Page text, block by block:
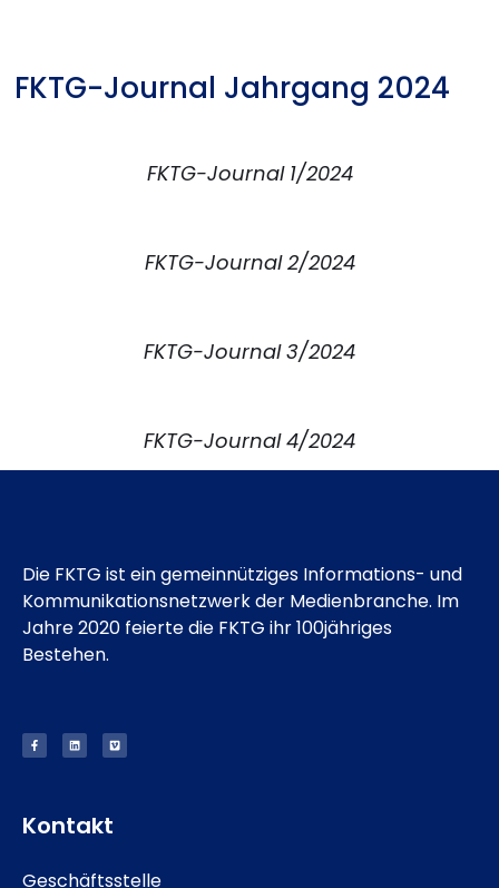
FKTG-Journal Jahrgang 2024
FKTG-Journal 1/2024
FKTG-Journal 2/2024
FKTG-Journal 3/2024
FKTG-Journal 4/2024
Die FKTG ist ein gemeinnütziges Informations- und
Kommunikationsnetzwerk der Medienbranche. Im
Jahre 2020 feierte die FKTG ihr 100jähriges
Bestehen.
Kontakt
Geschäftsstelle